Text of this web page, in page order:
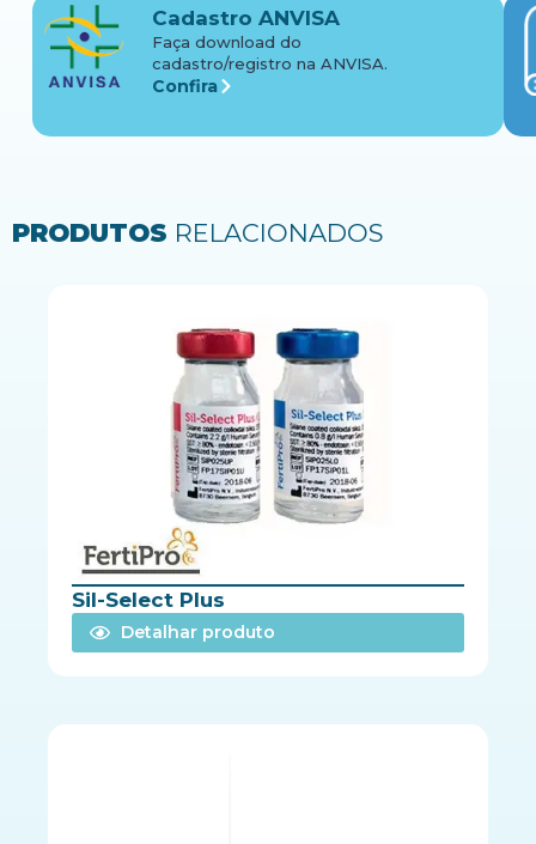
Cadastro ANVISA
Faça download do
cadastro/registro na ANVISA.
Confira
PRODUTOS RELACIONADOS
Sil-Select Plus
Detalhar produto